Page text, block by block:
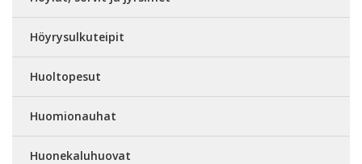
Höyrysulkuteipit
Huoltopesut
Huomionauhat
Huonekaluhuovat